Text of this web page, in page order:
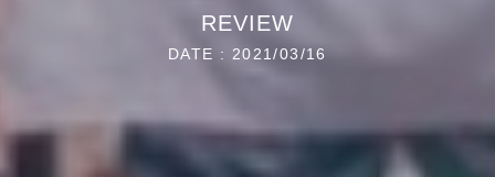
REVIEW
DATE : 2021/03/16